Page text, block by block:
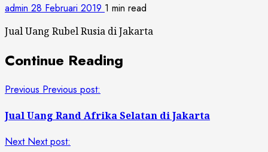
admin 28 Februari 2019 1 min read
Jual Uang Rubel Rusia di Jakarta
Continue Reading
Previous Previous post:
Jual Uang Rand Afrika Selatan di Jakarta
Next Next post: